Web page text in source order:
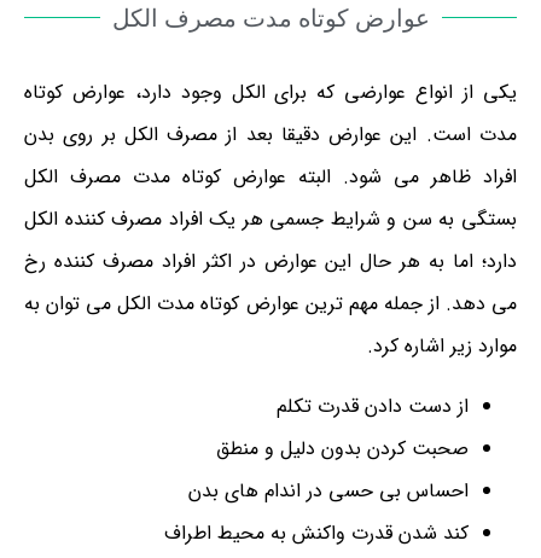
عوارض کوتاه مدت مصرف الکل
یکی از انواع عوارضی که برای الکل وجود دارد، عوارض کوتاه
مدت است. این عوارض دقیقا بعد از مصرف الکل بر روی بدن
افراد ظاهر می شود. البته عوارض کوتاه مدت مصرف الکل
بستگی به سن و شرایط جسمی هر یک افراد مصرف کننده الکل
دارد؛ اما به هر حال این عوارض در اکثر افراد مصرف کننده رخ
می دهد. از جمله مهم ترین عوارض کوتاه مدت الکل می توان به
موارد زیر اشاره کرد.
از دست دادن قدرت تکلم
صحبت کردن بدون دلیل و منطق
احساس بی حسی در اندام های بدن
کند شدن قدرت واکنش به محیط اطراف